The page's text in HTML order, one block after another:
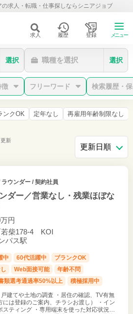
求人・転職・仕事探しならシニアジョブ
求人 履歴 登録 メニュー
選択 職種を選択 選択
徴 フリーワード 検索履歴・
ンクOK 定年なし 再雇用年齢制限なし
新
ウンダー / 契約社員
ダー／営業なし・残業ほぼな
円
若柴178-4 KOI
パス駅
中 60代活躍中
ブランクOK
Web面接可能
年齢不問
類選考通過率50%以上 積極採用中
戸建てや土地の調査 ・居住の確認、TV有無
には登録のご案内、チラシお渡し） ・イン
スティング ・専用端末を使った対応状況の